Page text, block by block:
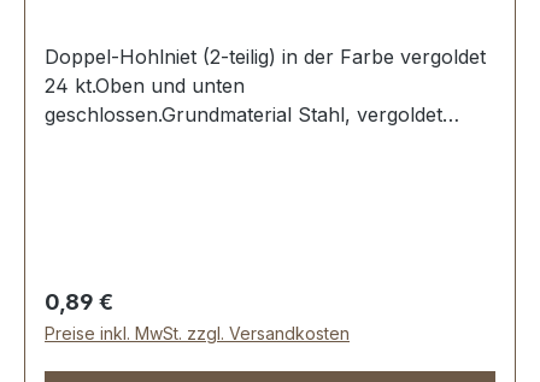
Doppel-Hohlniet (2-teilig) in der Farbe vergoldet
24 kt.Oben und unten
geschlossen.Grundmaterial Stahl, vergoldet
Regulärer Preis:
0,89 €
Preise inkl. MwSt. zzgl. Versandkosten